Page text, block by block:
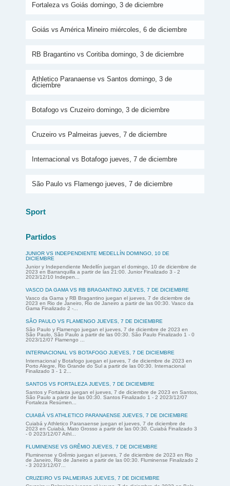
Fortaleza vs Goiás domingo, 3 de diciembre
Goiás vs América Mineiro miércoles, 6 de diciembre
RB Bragantino vs Coritiba domingo, 3 de diciembre
Athletico Paranaense vs Santos domingo, 3 de
diciembre
Botafogo vs Cruzeiro domingo, 3 de diciembre
Cruzeiro vs Palmeiras jueves, 7 de diciembre
Internacional vs Botafogo jueves, 7 de diciembre
São Paulo vs Flamengo jueves, 7 de diciembre
Sport
Partidos
JUNIOR VS INDEPENDIENTE MEDELLÍN DOMINGO, 10 DE
DICIEMBRE
Junior y Independiente Medellín juegan el domingo, 10 de diciembre de
2023 en Barranquilla a partir de las 21:00. Junior Finalizado 3 - 2
2023/12/10 Indepen...
VASCO DA GAMA VS RB BRAGANTINO JUEVES, 7 DE DICIEMBRE
Vasco da Gama y RB Bragantino juegan el jueves, 7 de diciembre de
2023 en Rio de Janeiro, Rio de Janeiro a partir de las 00:30. Vasco da
Gama Finalizado 2 -...
SÃO PAULO VS FLAMENGO JUEVES, 7 DE DICIEMBRE
São Paulo y Flamengo juegan el jueves, 7 de diciembre de 2023 en
São Paulo, São Paulo a partir de las 00:30. São Paulo Finalizado 1 - 0
2023/12/07 Flamengo ...
INTERNACIONAL VS BOTAFOGO JUEVES, 7 DE DICIEMBRE
Internacional y Botafogo juegan el jueves, 7 de diciembre de 2023 en
Porto Alegre, Rio Grande do Sul a partir de las 00:30. Internacional
Finalizado 3 - 1 2...
SANTOS VS FORTALEZA JUEVES, 7 DE DICIEMBRE
Santos y Fortaleza juegan el jueves, 7 de diciembre de 2023 en Santos,
São Paulo a partir de las 00:30. Santos Finalizado 1 - 2 2023/12/07
Fortaleza Resúmen...
CUIABÁ VS ATHLETICO PARANAENSE JUEVES, 7 DE DICIEMBRE
Cuiabá y Athletico Paranaense juegan el jueves, 7 de diciembre de
2023 en Cuiabá, Mato Grosso a partir de las 00:30. Cuiabá Finalizado 3
- 0 2023/12/07 Athl...
FLUMINENSE VS GRÊMIO JUEVES, 7 DE DICIEMBRE
Fluminense y Grêmio juegan el jueves, 7 de diciembre de 2023 en Rio
de Janeiro, Rio de Janeiro a partir de las 00:30. Fluminense Finalizado 2
- 3 2023/12/07...
CRUZEIRO VS PALMEIRAS JUEVES, 7 DE DICIEMBRE